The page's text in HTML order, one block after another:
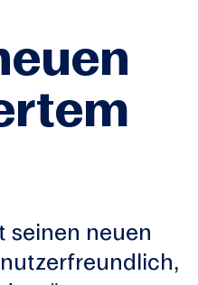
seinen neuen